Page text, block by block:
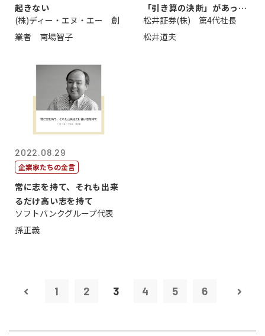
起きない
(株)ディー・エヌ・エー 創
業者 南場智子
「引き算の決断」があった
から
松井証券(株) 第4代社長
松井道夫
2022.08.29
企業家たちの金言
常に志を持て、それも出来
るだけ高い志を持て
ソフトバンクグループ代表
孫正義
1 2 3 4 5 6